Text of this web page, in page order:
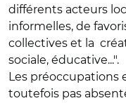
différents acteurs
informelles, de
collectives et la
sociale, éducative...".
Les préoccupations
toutefois pas